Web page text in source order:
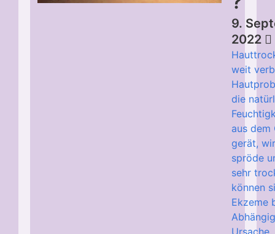
9.
2022
weit
die
aus dem
gerät,
spröde
sehr
können
Ekzeme